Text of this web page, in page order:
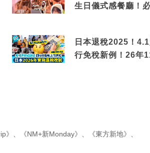
生日儀式感餐廳！
日本退稅2025！
行免稅新例！26年
》 、 《NM+新Monday》 、 《東方新地》 、